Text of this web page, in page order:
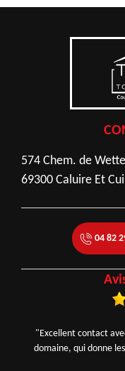
574 Chem. de
69300 Caluire Et
04 82
"Excellent contact
domaine, qui donne